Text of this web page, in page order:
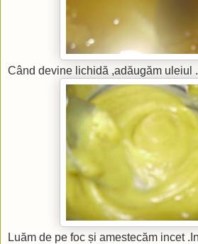
Când devine lichidă ,adăugăm uleiul .
Luăm de pe foc și amestecăm incet